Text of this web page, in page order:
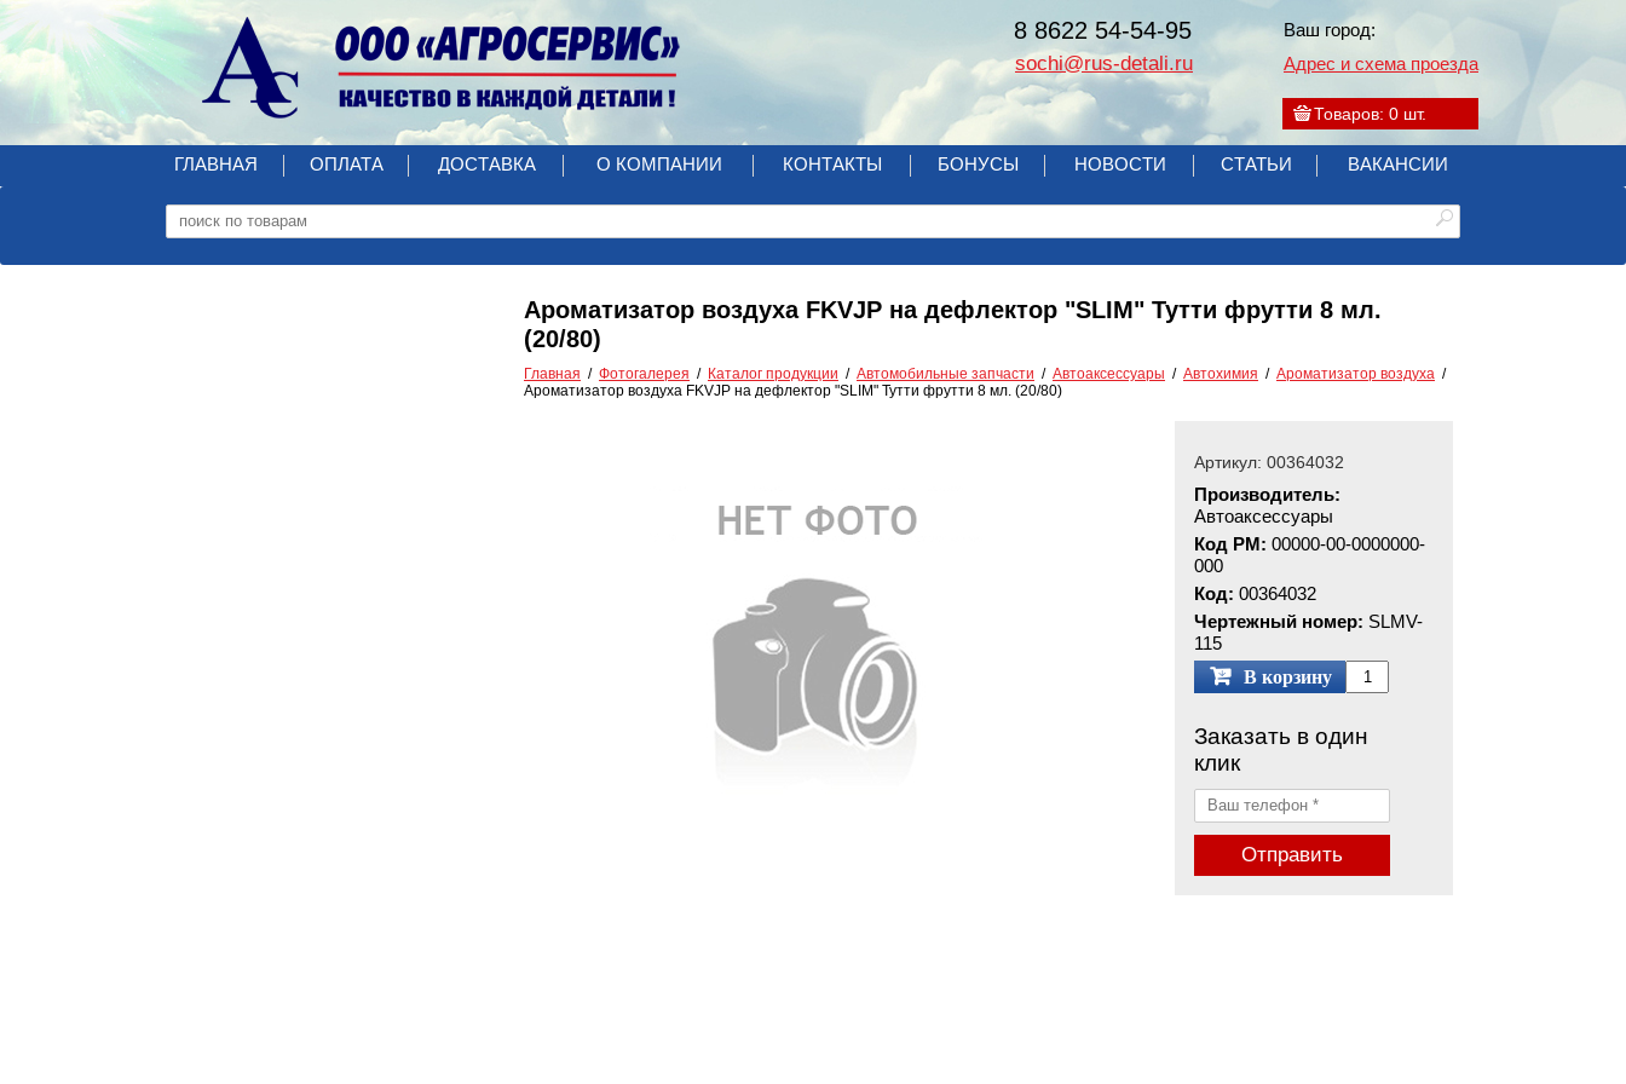
Товаров: 0 шт.
Ваш город:
Адрес и схема проезда
8 8622 54-54-95
sochi@rus-detali.ru
ГЛАВНАЯ ОПЛАТА ДОСТАВКА О КОМПАНИИ КОНТАКТЫ БОНУСЫ НОВОСТИ СТАТЬИ ВАКАНСИИ
Ароматизатор воздуха FKVJP на дефлектор "SLIM" Тутти фрутти 8 мл.
(20/80)
Главная Фотогалерея Каталог продукции Автомобильные запчасти Автоаксессуары Автохимия
Ароматизатор воздуха
Ароматизатор воздуха FKVJP на дефлектор "SLIM" Тутти фрутти 8 мл. (20/80)
Артикул: 00364032
Производитель:
Автоаксессуары
Код РМ: 00000-00-0000000-
000
Код: 00364032
Чертежный номер: SLMV-
115
В корзину
Заказать в один
клик
Отправить